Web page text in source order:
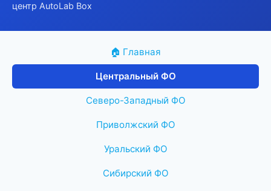
центр AutoLab Box
🏠 Главная
Центральный ФО
Северо-Западный ФО
Приволжский ФО
Уральский ФО
Сибирский ФО